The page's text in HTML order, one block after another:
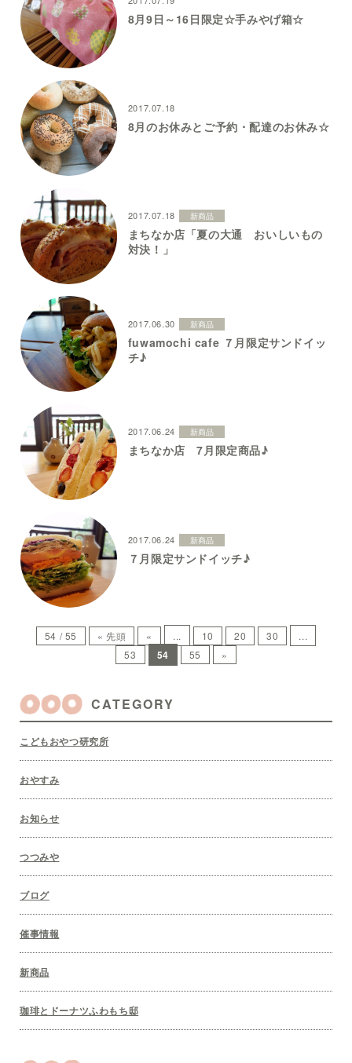
8月9日～16日限定☆手みやげ箱☆
2017.07.18
8月のお休みとご予約・配達のお休み☆
2017.07.18 新商品
まちなか店「夏の大通 おいしいもの
対決！」
2017.06.30 新商品
fuwamochi cafe ７月限定サンドイッ
チ♪
2017.06.24 新商品
まちなか店 7月限定商品♪
2017.06.24 新商品
７月限定サンドイッチ♪
54 / 55 « 先頭 « ... 10 20 30
...
53
54 55 »
CATEGORY
こどもおやつ研究所
おやすみ
お知らせ
つつみや
ブログ
催事情報
新商品
珈琲とドーナツふわもち邸